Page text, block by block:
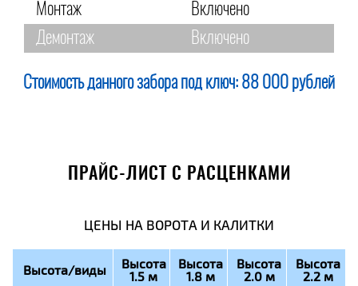
Монтаж
Включено
Демонтаж
Включено
Стоимость данного забора под ключ: 88 000 рублей
ПРАЙС-ЛИСТ С РАСЦЕНКАМИ
ЦЕНЫ НА ВОРОТА И КАЛИТКИ
Высота/виды Высота
1.5 м
Высота
1.8 м
Высота
2.0 м
Высота
2.2 м